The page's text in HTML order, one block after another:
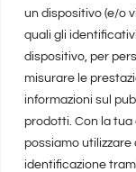
un dispositivo (e/o
quali gli
dispositivo, per
misurare le
informazioni sul
prodotti. Con la tua
possiamo utilizzare
identificazione